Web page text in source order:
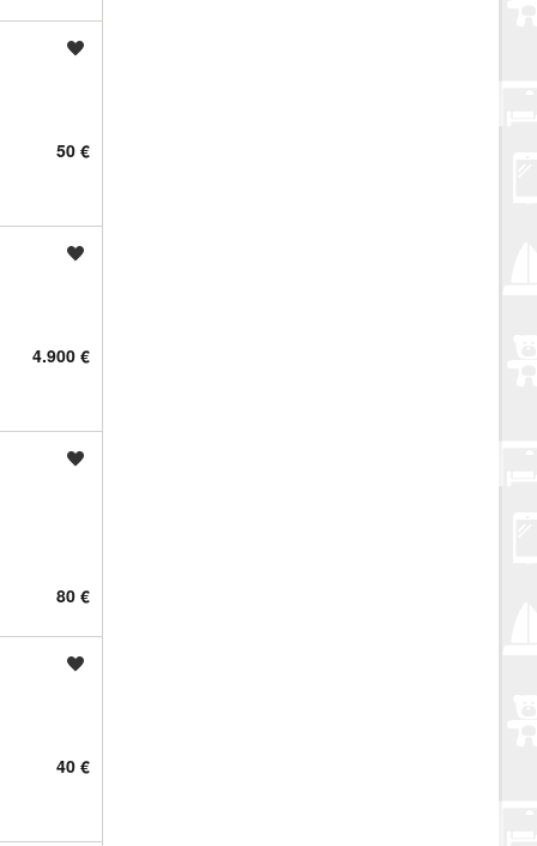
50 €
4.900 €
80 €
40 €